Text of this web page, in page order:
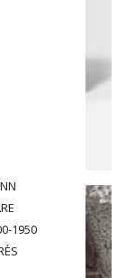
1950